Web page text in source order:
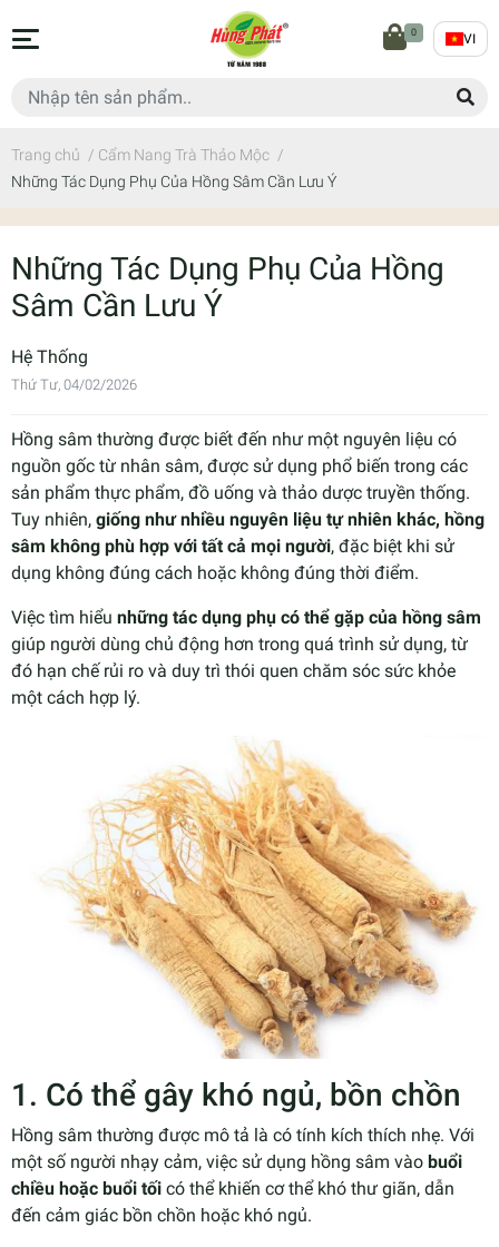
0 VI
Trang chủ / Cẩm Nang Trà Thảo Mộc /
Những Tác Dụng Phụ Của Hồng Sâm Cần Lưu Ý
Những Tác Dụng Phụ Của Hồng
Sâm Cần Lưu Ý
Hệ Thống
Thứ Tư, 04/02/2026
Hồng sâm thường được biết đến như một nguyên liệu có
nguồn gốc từ nhân sâm, được sử dụng phổ biến trong các
sản phẩm thực phẩm, đồ uống và thảo dược truyền thống.
Tuy nhiên, giống như nhiều nguyên liệu tự nhiên khác, hồng
sâm không phù hợp với tất cả mọi người, đặc biệt khi sử
dụng không đúng cách hoặc không đúng thời điểm.
Việc tìm hiểu những tác dụng phụ có thể gặp của hồng sâm
giúp người dùng chủ động hơn trong quá trình sử dụng, từ
đó hạn chế rủi ro và duy trì thói quen chăm sóc sức khỏe
một cách hợp lý.
1. Có thể gây khó ngủ, bồn chồn
Hồng sâm thường được mô tả là có tính kích thích nhẹ. Với
một số người nhạy cảm, việc sử dụng hồng sâm vào buổi
chiều hoặc buổi tối có thể khiến cơ thể khó thư giãn, dẫn
đến cảm giác bồn chồn hoặc khó ngủ.